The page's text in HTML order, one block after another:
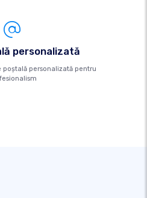
personalizată
poștală personalizată pentru